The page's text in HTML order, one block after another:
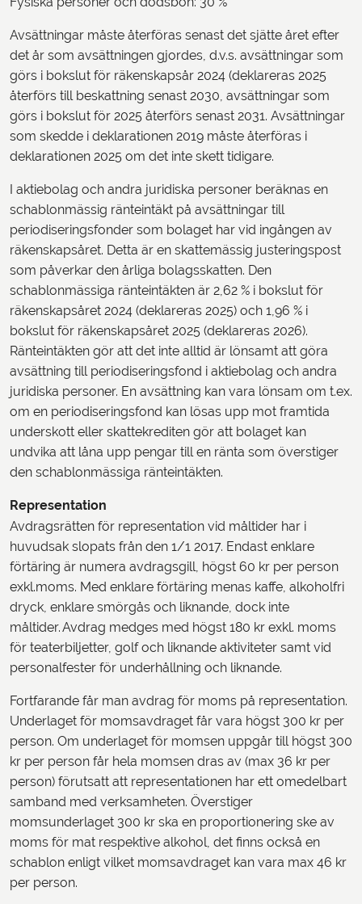
Avsättningar måste återföras senast det sjätte året efter
det år som avsättningen gjordes, d.v.s. avsättningar som
görs i bokslut för räkenskapsår 2024 (deklareras 2025
återförs till beskattning senast 2030, avsättningar som
görs i bokslut för 2025 återförs senast 2031. Avsättningar
som skedde i deklarationen 2019 måste återföras i
deklarationen 2025 om det inte skett tidigare.
I aktiebolag och andra juridiska personer beräknas en
schablonmässig ränteintäkt på avsättningar till
periodiseringsfonder som bolaget har vid ingången av
räkenskapsåret. Detta är en skattemässig justeringspost
som påverkar den årliga bolagsskatten. Den
schablonmässiga ränteintäkten är 2,62 % i bokslut för
räkenskapsåret 2024 (deklareras 2025) och 1,96 % i
bokslut för räkenskapsåret 2025 (deklareras 2026).
Ränteintäkten gör att det inte alltid är lönsamt att göra
avsättning till periodiseringsfond i aktiebolag och andra
juridiska personer. En avsättning kan vara lönsam om t.ex.
om en periodiseringsfond kan lösas upp mot framtida
underskott eller skattekrediten gör att bolaget kan
undvika att låna upp pengar till en ränta som överstiger
den schablonmässiga ränteintäkten.
Representation
Avdragsrätten för representation vid måltider har i
huvudsak slopats från den 1/1 2017. Endast enklare
förtäring är numera avdragsgill, högst 60 kr per person
exkl.moms. Med enklare förtäring menas kaffe, alkoholfri
dryck, enklare smörgås och liknande, dock inte
måltider. Avdrag medges med högst 180 kr exkl. moms
för teaterbiljetter, golf och liknande aktiviteter samt vid
personalfester för underhållning och liknande.
Fortfarande får man avdrag för moms på representation.
Underlaget för momsavdraget får vara högst 300 kr per
person. Om underlaget för momsen uppgår till högst 300
kr per person får hela momsen dras av (max 36 kr per
person) förutsatt att representationen har ett omedelbart
samband med verksamheten. Överstiger
momsunderlaget 300 kr ska en proportionering ske av
moms för mat respektive alkohol, det finns också en
schablon enligt vilket momsavdraget kan vara max 46 kr
per person.